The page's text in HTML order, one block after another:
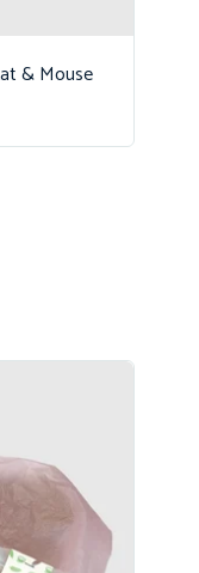
& Mouse